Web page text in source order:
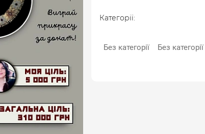
Категорії:
Без категорії Без категорії